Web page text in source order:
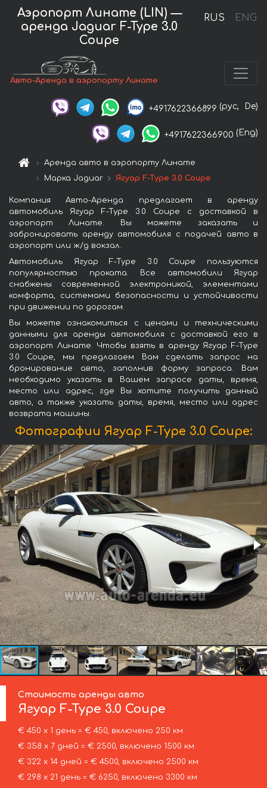
RUS ENG
Аэропорт Линате (LIN) —
аренда Jaguar F-Type 3.0
Coupe
Авто-Аренда в аэропорту Линате
+4917622366899 (рус, De)
+4917622366900 (Eng)
Аренда авто в аэропорту Линате
Марка Jaguar
Ягуар F-Type 3.0 Coupe
Компания Авто-Аренда предлагает в аренду
автомобиль Ягуар F-Type 3.0 Coupe с доставкой в
аэропорт Линате. Вы можете заказать и
забронировать аренду автомобиля с подачей авто в
аэропорт или ж/д вокзал.
Автомобиль Ягуар F-Type 3.0 Coupe пользуются
популярностью проката. Все автомобили Ягуар
снабжены современной электроникой, элементами
комфорта, системами безопасности и устойчивости
при движении по дорогам.
Вы можете ознакомиться с ценами и техническими
данными для аренды автомобиля с доставкой его в
аэропорт Линате. Чтобы взять в аренду Ягуар F-Type
3.0 Coupe, мы предлагаем Вам сделать запрос на
бронирование авто, заполнив форму запроса. Вам
необходимо указать в Вашем запросе даты, время,
место или адрес, где Вы хотите получить данный
авто, а также указать даты, время, место или адрес
возврата машины.
Фотографии Ягуар F-Type 3.0 Coupe:
Стоимость аренды авто
Ягуар F-Type 3.0 Coupe
€ 450 х 1 день = € 450, включено 250 км
€ 358 х 7 дней = € 2500, включено 1500 км
€ 322 х 14 дней = € 4500, включено 2500 км
€ 298 х 21 день = € 6250, включено 3300 км